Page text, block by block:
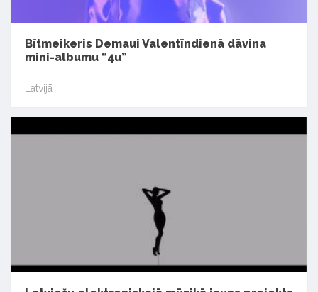
Bītmeikeris Demaui Valentīndienā dāvina
mini-albumu “4u”
Latvijā